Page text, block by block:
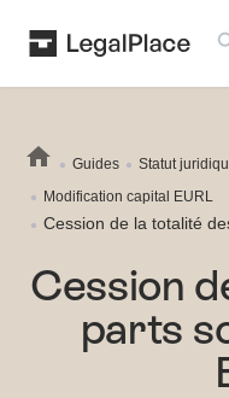
Guides Statut
Modification capital EURL
Cession de la totalité
Cession
parts